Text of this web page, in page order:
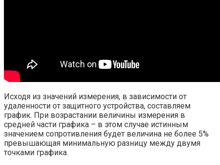
Исходя из значений измерения, в зависимости от
удаленности от защитного устройства, составляем
график. При возрастании величины измерения в
средней части графика – в этом случае истинным
значением сопротивления будет величина не более 5%
превышающая минимальную разницу между двумя
точками графика.